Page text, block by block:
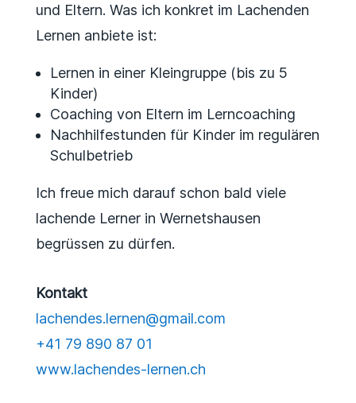
und Eltern. Was ich konkret im Lachenden
Lernen anbiete ist:
Lernen in einer Kleingruppe (bis zu 5
Kinder)
Coaching von Eltern im Lerncoaching
Nachhilfestunden für Kinder im regulären
Schulbetrieb
Ich freue mich darauf schon bald viele
lachende Lerner in Wernetshausen
begrüssen zu dürfen.
Kontakt
lachendes.lernen@gmail.com
+41 79 890 87 01
www.lachendes-lernen.ch